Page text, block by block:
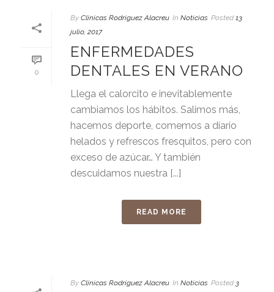
0
By Clínicas Rodríguez Alacreu In Noticias Posted 13
julio, 2017
ENFERMEDADES
DENTALES EN VERANO
Llega el calorcito e inevitablemente
cambiamos los hábitos. Salimos más,
hacemos deporte, comemos a diario
helados y refrescos fresquitos, pero con
exceso de azúcar… Y también
descuidamos nuestra [...]
READ MORE
By Clínicas Rodríguez Alacreu In Noticias Posted 3